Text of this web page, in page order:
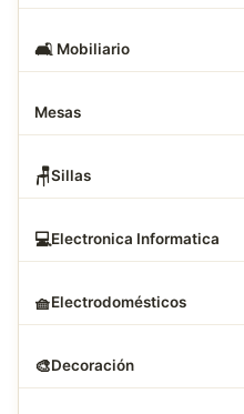
🛋 ️ Mobiliario
Mesas
🪑Sillas
💻Electronica Informatica
🧺Electrodomésticos
🎨Decoración